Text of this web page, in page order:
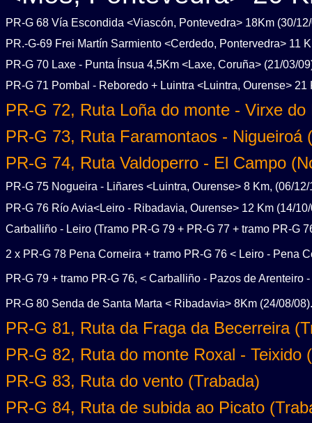
PR-G 68 Vía Escondida <Viascón, Pontevedra> 18Km (30/
PR.-G-69 Frei Martín Sarmiento <Cerdedo, Pontervedra> 11
PR-G 70 Laxe - Punta Ínsua 4,5Km <Laxe, Coruña> (21/03/
PR-G 71 Pombal - Reboredo + Luintra <Luintra, Ourense>
PR-G 72, Ruta Loña do monte - Virxe
PR-G 73, Ruta Faramontaos - Nigueiroá
PR-G 74, Ruta Valdoperro - El Campo
PR-G 75 Nogueira - Liñares <Luintra, Ourense> 8 Km, (06/
PR-G 76 Río Avia<Leiro - Ribadavia, Ourense> 12 Km (14/
Carballiño - Leiro (Tramo PR-G 79 + PR-G 77 + tramo PR-G
2 x PR-G 78 Pena Corneira + tramo PR-G 76 < Leiro - Pena
PR-G 79 + tramo PR-G 76, < Carballiño - Pazos de Arenteiro
PR-G 80 Senda de Santa Marta < Ribadavia> 8Km (24/08/
PR-G 81, Ruta da Fraga da Becerreira
PR-G 82, Ruta do monte Roxal - Teixido
PR-G 83, Ruta do vento (Trabada)
PR-G 84, Ruta de subida ao Picato